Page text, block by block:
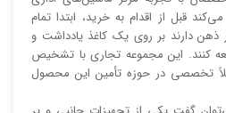
قبل از اقدام به خرید، ابتدا تمام
ذهن دارند بر روی یک کاغذ یادداشت و
کنند. این مجموعه تجاری با تشخیص
تخصصی در حوزه تأمین این محصول